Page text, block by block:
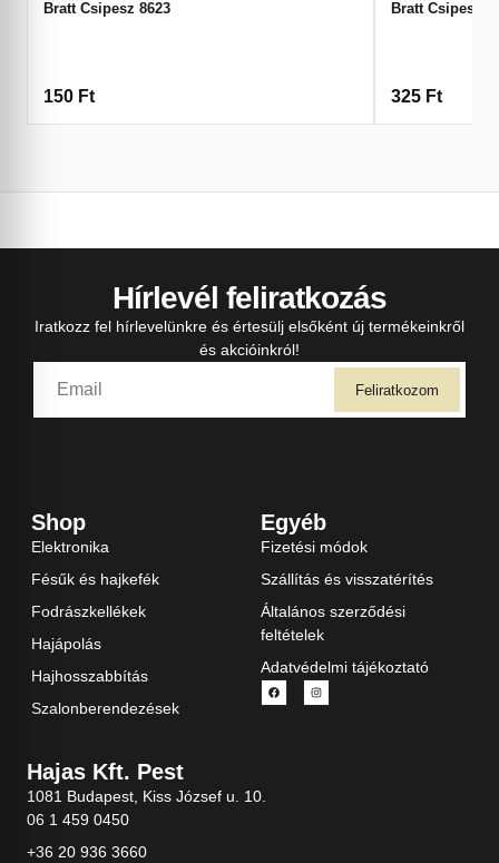
Bratt Csipesz 8623
150 Ft
Bratt Csipesz
325 Ft
Hírlevél feliratkozás
Iratkozz fel hírlevelünkre és értesülj elsőként új termékeinkről
és akcióinkról!
Feliratkozom
Shop
Elektronika
Fésűk és hajkefék
Fodrászkellékek
Hajápolás
Hajhosszabbítás
Szalonberendezések
Egyéb
Fizetési módok
Szállítás és visszatérítés
Általános szerződési
feltételek
Adatvédelmi tájékoztató
Hajas Kft. Pest
1081 Budapest, Kiss József u. 10.
06 1 459 0450
+36 20 936 3660